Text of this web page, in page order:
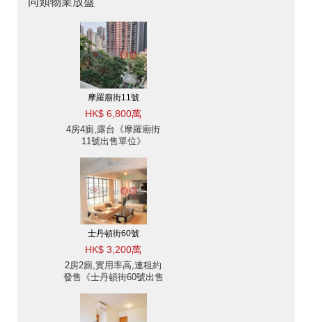
摩羅廟街11號
HK$ 6,800萬
4房4廁,露台《摩羅廟街
11號出售單位》
士丹頓街60號
HK$ 3,200萬
2房2廁,實用率高,連租約
發售《士丹頓街60號出售